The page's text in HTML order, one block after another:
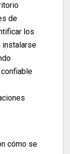
de
los
instalarse
cómo se